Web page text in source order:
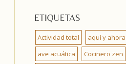
ETIQUETAS
Actividad total aquí y ahora
ave acuática
Cocinero zen